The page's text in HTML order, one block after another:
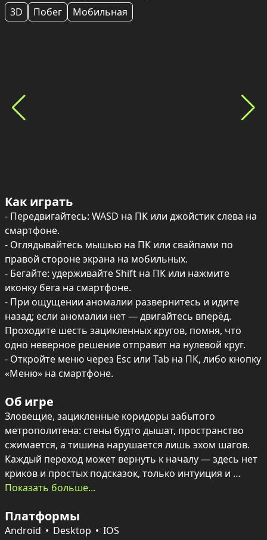
3D
Побег Мобильная
Как играть
- Передвигайтесь: WASD на ПК или джойстик слева на
смартфоне.
- Оглядывайтесь мышью на ПК или свайпами по
правой стороне экрана на мобильных.
- Бегайте: удерживайте Shift на ПК или нажмите
иконку бега на смартфоне.
- При ощущении аномалии развернитесь и идите
назад; если аномалии нет — двигайтесь вперёд.
Проходите шесть зацикленных кругов, помня, что
одно неверное решение отправит на нулевой круг.
- Откройте меню через Esc или Tab на ПК, либо кнопку
«Меню» на смартфоне.
Об игре
Зловещие, зацикленные коридоры забытого
метрополитена: стены будто дышат, пространство
сжимается, а тишина нарушается лишь эхом шагов.
Каждый переход может вернуть к началу — здесь нет
криков и простых подсказок, только интуиция и
ощущение, что за тобой следят.
кругов, распознавая аномалии и выбирая
направление. Одна неверная попытка — откат на
Показать больше...
Платформы
Android Desktop IOS